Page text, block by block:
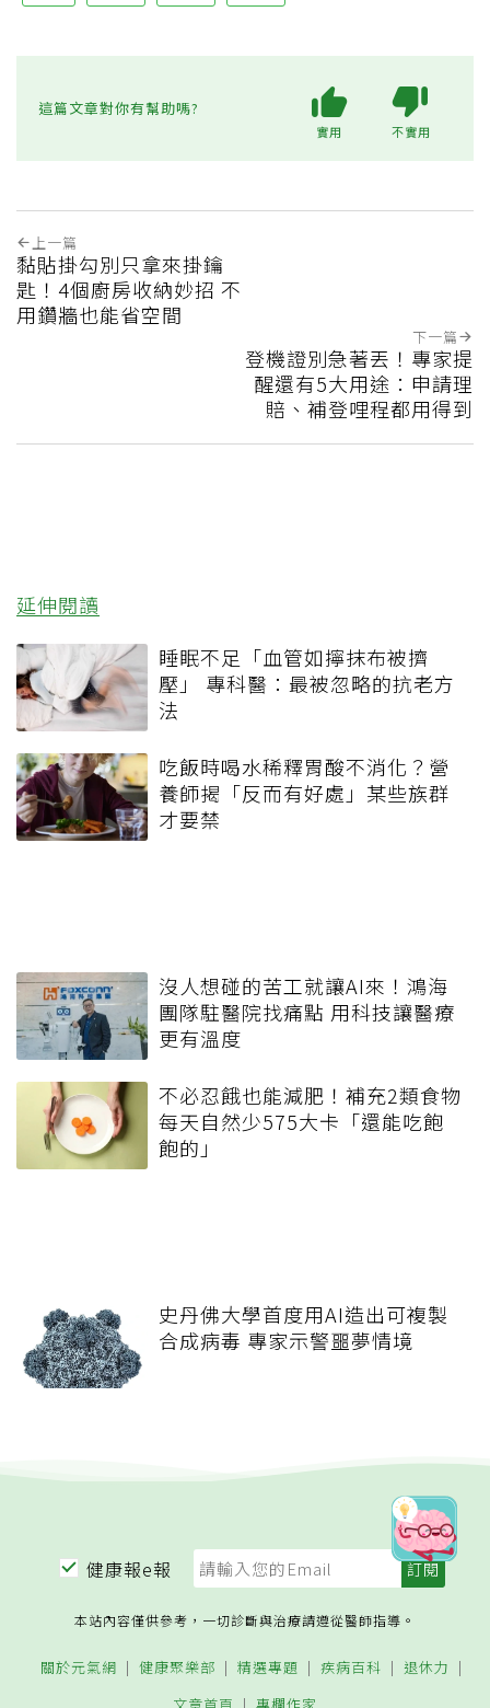
這篇文章對你有幫助嗎?
實用 不實用
上一篇
黏貼掛勾別只拿來掛鑰
匙！4個廚房收納妙招 不
用鑽牆也能省空間
下一篇
登機證別急著丟！專家提
醒還有5大用途：申請理
賠、補登哩程都用得到
延伸閱讀
睡眠不足「血管如擰抹布被擠
壓」 專科醫：最被忽略的抗老方
法
吃飯時喝水稀釋胃酸不消化？營
養師揭「反而有好處」某些族群
才要禁
沒人想碰的苦工就讓AI來！鴻海
團隊駐醫院找痛點 用科技讓醫療
更有溫度
不必忍餓也能減肥！補充2類食物
每天自然少575大卡「還能吃飽
飽的」
史丹佛大學首度用AI造出可複製
合成病毒 專家示警噩夢情境
健康報e報
本站內容僅供參考，一切診斷與治療請遵從醫師指導。
關於元氣網 健康聚樂部 精選專題 疾病百科
退休力